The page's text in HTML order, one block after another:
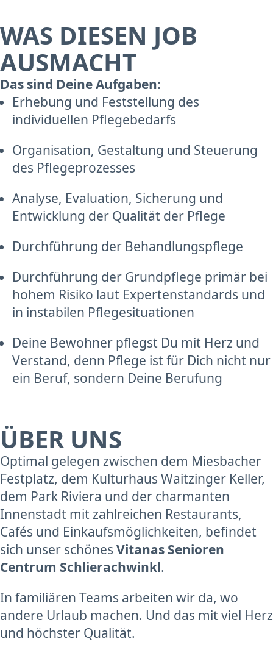
WAS DIESEN JOB
AUSMACHT
Das sind Deine Aufgaben:
Erhebung und Feststellung des
individuellen Pflegebedarfs
Organisation, Gestaltung und Steuerung
des Pflegeprozesses
Analyse, Evaluation, Sicherung und
Entwicklung der Qualität der Pflege
Durchführung der Behandlungspflege
Durchführung der Grundpflege primär bei
hohem Risiko laut Expertenstandards und
in instabilen Pflegesituationen
Deine Bewohner pflegst Du mit Herz und
Verstand, denn Pflege ist für Dich nicht nur
ein Beruf, sondern Deine Berufung
ÜBER UNS
Optimal gelegen zwischen dem Miesbacher
Festplatz, dem Kulturhaus Waitzinger Keller,
dem Park Riviera und der charmanten
Innenstadt mit zahlreichen Restaurants,
Cafés und Einkaufsmöglichkeiten, befindet
sich unser schönes Vitanas Senioren
Centrum Schlierachwinkl.
In familiären Teams arbeiten wir da, wo
andere Urlaub machen. Und das mit viel Herz
und höchster Qualität.